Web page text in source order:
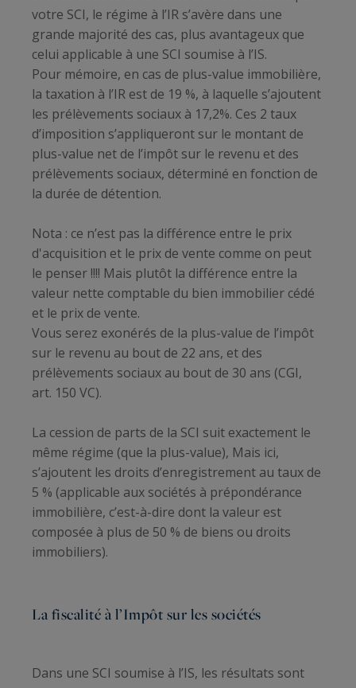
votre SCI, le régime à l’IR s’avère dans une
grande majorité des cas, plus avantageux que
celui applicable à une SCI soumise à l’IS.
Pour mémoire, en cas de plus-value immobilière,
la taxation à l’IR est de 19 %, à laquelle s’ajoutent
les prélèvements sociaux à 17,2%. Ces 2 taux
d’imposition s’appliqueront sur le montant de
plus-value net de l’impôt sur le revenu et des
prélèvements sociaux, déterminé en fonction de
la durée de détention.
Nota : ce n’est pas la différence entre le prix
d'acquisition et le prix de vente comme on peut
le penser !!!! Mais plutôt la différence entre la
valeur nette comptable du bien immobilier cédé
et le prix de vente.
Vous serez exonérés de la plus-value de l’impôt
sur le revenu au bout de 22 ans, et des
prélèvements sociaux au bout de 30 ans (CGI,
art. 150 VC).
La cession de parts de la SCI suit exactement le
même régime (que la plus-value), Mais ici,
s’ajoutent les droits d’enregistrement au taux de
5 % (applicable aux sociétés à prépondérance
immobilière, c’est-à-dire dont la valeur est
composée à plus de 50 % de biens ou droits
immobiliers).
La fiscalité à l’Impôt sur les sociétés
Dans une SCI soumise à l’IS, les résultats sont